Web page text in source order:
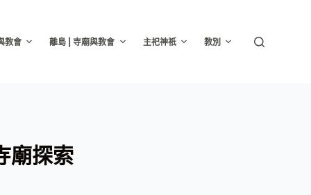
教會 離島 | 寺廟與教會 主祀神祇 教別
廟探索